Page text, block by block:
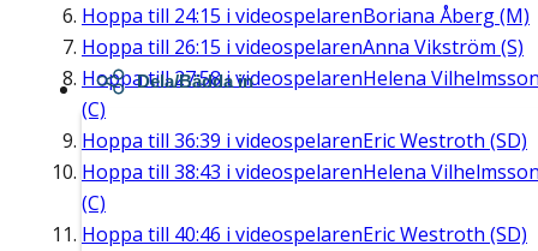
Hoppa till 24:15 i videospelarenBoriana Åberg (M)
Hoppa till 26:15 i videospelarenAnna Vikström (S)
Hoppa till27:58i videospelarenHelena
(C)
Hoppa till 36:39 i videospelarenEric Westroth (SD)
Hoppa till 38:43 i videospelarenHelena
(C)
Hoppa till 40:46 i videospelarenEric Westroth (SD)
Dela/Bädda in